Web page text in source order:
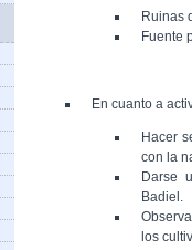
Ruinas
Fuente
En cuanto a
Hacer
con la
Darse
Badiel.
los